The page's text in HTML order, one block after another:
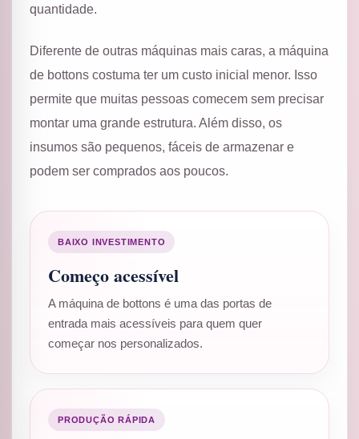
quantidade.
Diferente de outras máquinas mais caras, a máquina
de bottons costuma ter um custo inicial menor. Isso
permite que muitas pessoas comecem sem precisar
montar uma grande estrutura. Além disso, os
insumos são pequenos, fáceis de armazenar e
podem ser comprados aos poucos.
BAIXO INVESTIMENTO
Começo acessível
A máquina de bottons é uma das portas de
entrada mais acessíveis para quem quer
começar nos personalizados.
PRODUÇÃO RÁPIDA